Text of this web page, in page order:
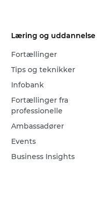
Læring og uddannelse
Fortællinger
Tips og teknikker
Infobank
Fortællinger fra
professionelle
Ambassadører
Events
Business Insights